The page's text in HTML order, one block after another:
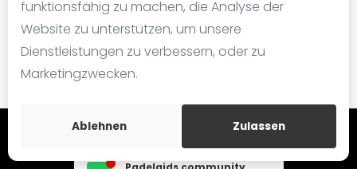
funktionsfähig zu machen, die Analyse der
Website zu unterstützen, um unsere
Dienstleistungen zu verbessern, oder zu
Marketingzwecken.
Ablehnen Zulassen
Die Geschichte von Padel
Regeln und Punktzählung
Padel Schläge
Video